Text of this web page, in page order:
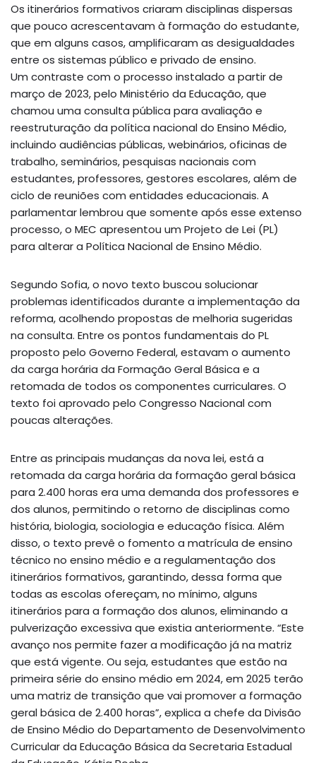
Os itinerários formativos criaram disciplinas dispersas
que pouco acrescentavam à formação do estudante,
que em alguns casos, amplificaram as desigualdades
entre os sistemas público e privado de ensino.
Um contraste com o processo instalado a partir de
março de 2023, pelo Ministério da Educação, que
chamou uma consulta pública para avaliação e
reestruturação da política nacional do Ensino Médio,
incluindo audiências públicas, webinários, oficinas de
trabalho, seminários, pesquisas nacionais com
estudantes, professores, gestores escolares, além de
ciclo de reuniões com entidades educacionais. A
parlamentar lembrou que somente após esse extenso
processo, o MEC apresentou um Projeto de Lei (PL)
para alterar a Política Nacional de Ensino Médio.
Segundo Sofia, o novo texto buscou solucionar
problemas identificados durante a implementação da
reforma, acolhendo propostas de melhoria sugeridas
na consulta. Entre os pontos fundamentais do PL
proposto pelo Governo Federal, estavam o aumento
da carga horária da Formação Geral Básica e a
retomada de todos os componentes curriculares. O
texto foi aprovado pelo Congresso Nacional com
poucas alterações.
Entre as principais mudanças da nova lei, está a
retomada da carga horária da formação geral básica
para 2.400 horas era uma demanda dos professores e
dos alunos, permitindo o retorno de disciplinas como
história, biologia, sociologia e educação física. Além
disso, o texto prevê o fomento a matrícula de ensino
técnico no ensino médio e a regulamentação dos
itinerários formativos, garantindo, dessa forma que
todas as escolas ofereçam, no mínimo, alguns
itinerários para a formação dos alunos, eliminando a
pulverização excessiva que existia anteriormente. “Este
avanço nos permite fazer a modificação já na matriz
que está vigente. Ou seja, estudantes que estão na
primeira série do ensino médio em 2024, em 2025 terão
uma matriz de transição que vai promover a formação
geral básica de 2.400 horas”, explica a chefe da Divisão
de Ensino Médio do Departamento de Desenvolvimento
Curricular da Educação Básica da Secretaria Estadual